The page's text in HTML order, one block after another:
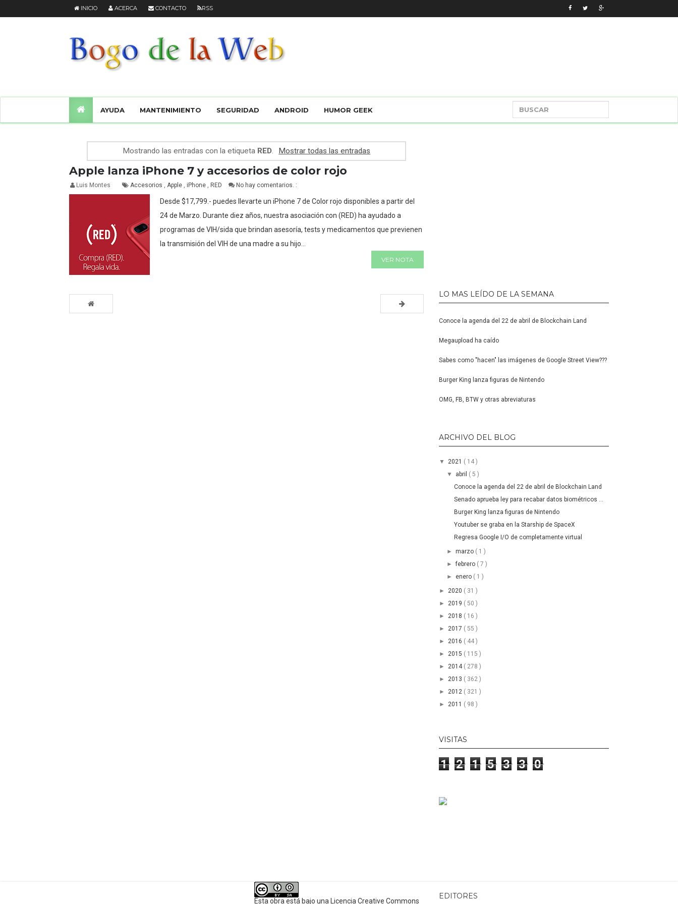
INICIO ACERCA CONTACTO RSS
AYUDA MANTENIMIENTO SEGURIDAD ANDROID HUMOR GEEK
Mostrando las entradas con la etiqueta RED. Mostrar todas las entradas
Apple lanza iPhone 7 y accesorios de color rojo
Luis Montes Accesorios , Apple , iPhone , RED No hay comentarios. :
Desde $17,799.- puedes llevarte un iPhone 7 de Color rojo disponibles a partir del
24 de Marzo. Durante diez años, nuestra asociación con (RED) ha ayudado a
programas de VIH/sida que brindan asesoría, tests y medicamentos que previenen
la transmisión del VIH de una madre a su hijo...
VER NOTA
LO MAS LEÍDO DE LA SEMANA
Conoce la agenda del 22 de abril de Blockchain Land
Megaupload ha caído
Sabes como "hacen" las imágenes de Google Street View???
Burger King lanza figuras de Nintendo
OMG, FB, BTW y otras abreviaturas
ARCHIVO DEL BLOG
▼2021 ( 14 )
▼ abril ( 5 )
Conoce la agenda del 22 de abril de Blockchain Land
Senado aprueba ley para recabar datos biométricos ...
Burger King lanza figuras de Nintendo
Youtuber se graba en la Starship de SpaceX
Regresa Google I/O de completamente virtual
► marzo ( 1 )
►febrero ( 7 )
► enero ( 1 )
►2020 ( 31 )
►2019 ( 50 )
►2018 ( 16 )
►2017 ( 55 )
►2016 ( 44 )
►2015 ( 115 )
►2014 ( 278 )
►2013 ( 362 )
►2012 ( 321 )
►2011 ( 98 )
VISITAS
1 2 1 5 3 3 0
Esta obra está bajo una
Licencia Creative Commons
EDITORES